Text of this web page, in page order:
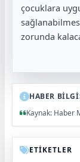
çocuklara
zorunda
HABER
Kaynak: Haber
ETİKETLER